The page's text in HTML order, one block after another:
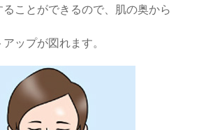
ることができるので、肌の奥から
ップが図れます。